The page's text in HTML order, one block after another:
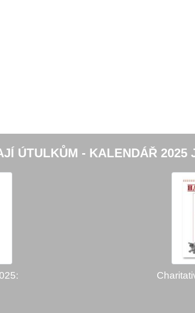
ÚTULKŮM - KALENDÁŘ 2025